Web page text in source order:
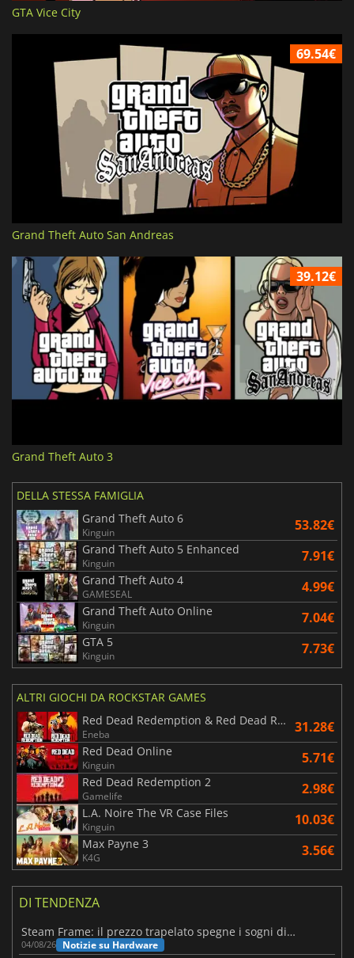
GTA Vice City
69.54€
Grand Theft Auto San Andreas
39.12€
Grand Theft Auto 3
DELLA STESSA FAMIGLIA
Grand Theft Auto 6
Kinguin 53.82€
Grand Theft Auto 5 Enhanced
Kinguin 7.91€
Grand Theft Auto 4
GAMESEAL 4.99€
Grand Theft Auto Online
Kinguin 7.04€
GTA 5
Kinguin 7.73€
ALTRI GIOCHI DA ROCKSTAR GAMES
Red Dead Redemption & Red Dead Redemption 2 Bundle
Eneba 31.28€
Red Dead Online
Kinguin 5.71€
Red Dead Redemption 2
Gamelife 2.98€
L.A. Noire The VR Case Files
Kinguin 10.03€
Max Payne 3
K4G 3.56€
DI TENDENZA
Steam Frame: il prezzo trapelato spegne i sogni di un VR economico
04/08/26 Notizie su Hardware